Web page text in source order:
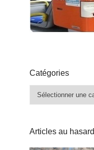
Catégories
Catégories
Articles au hasard